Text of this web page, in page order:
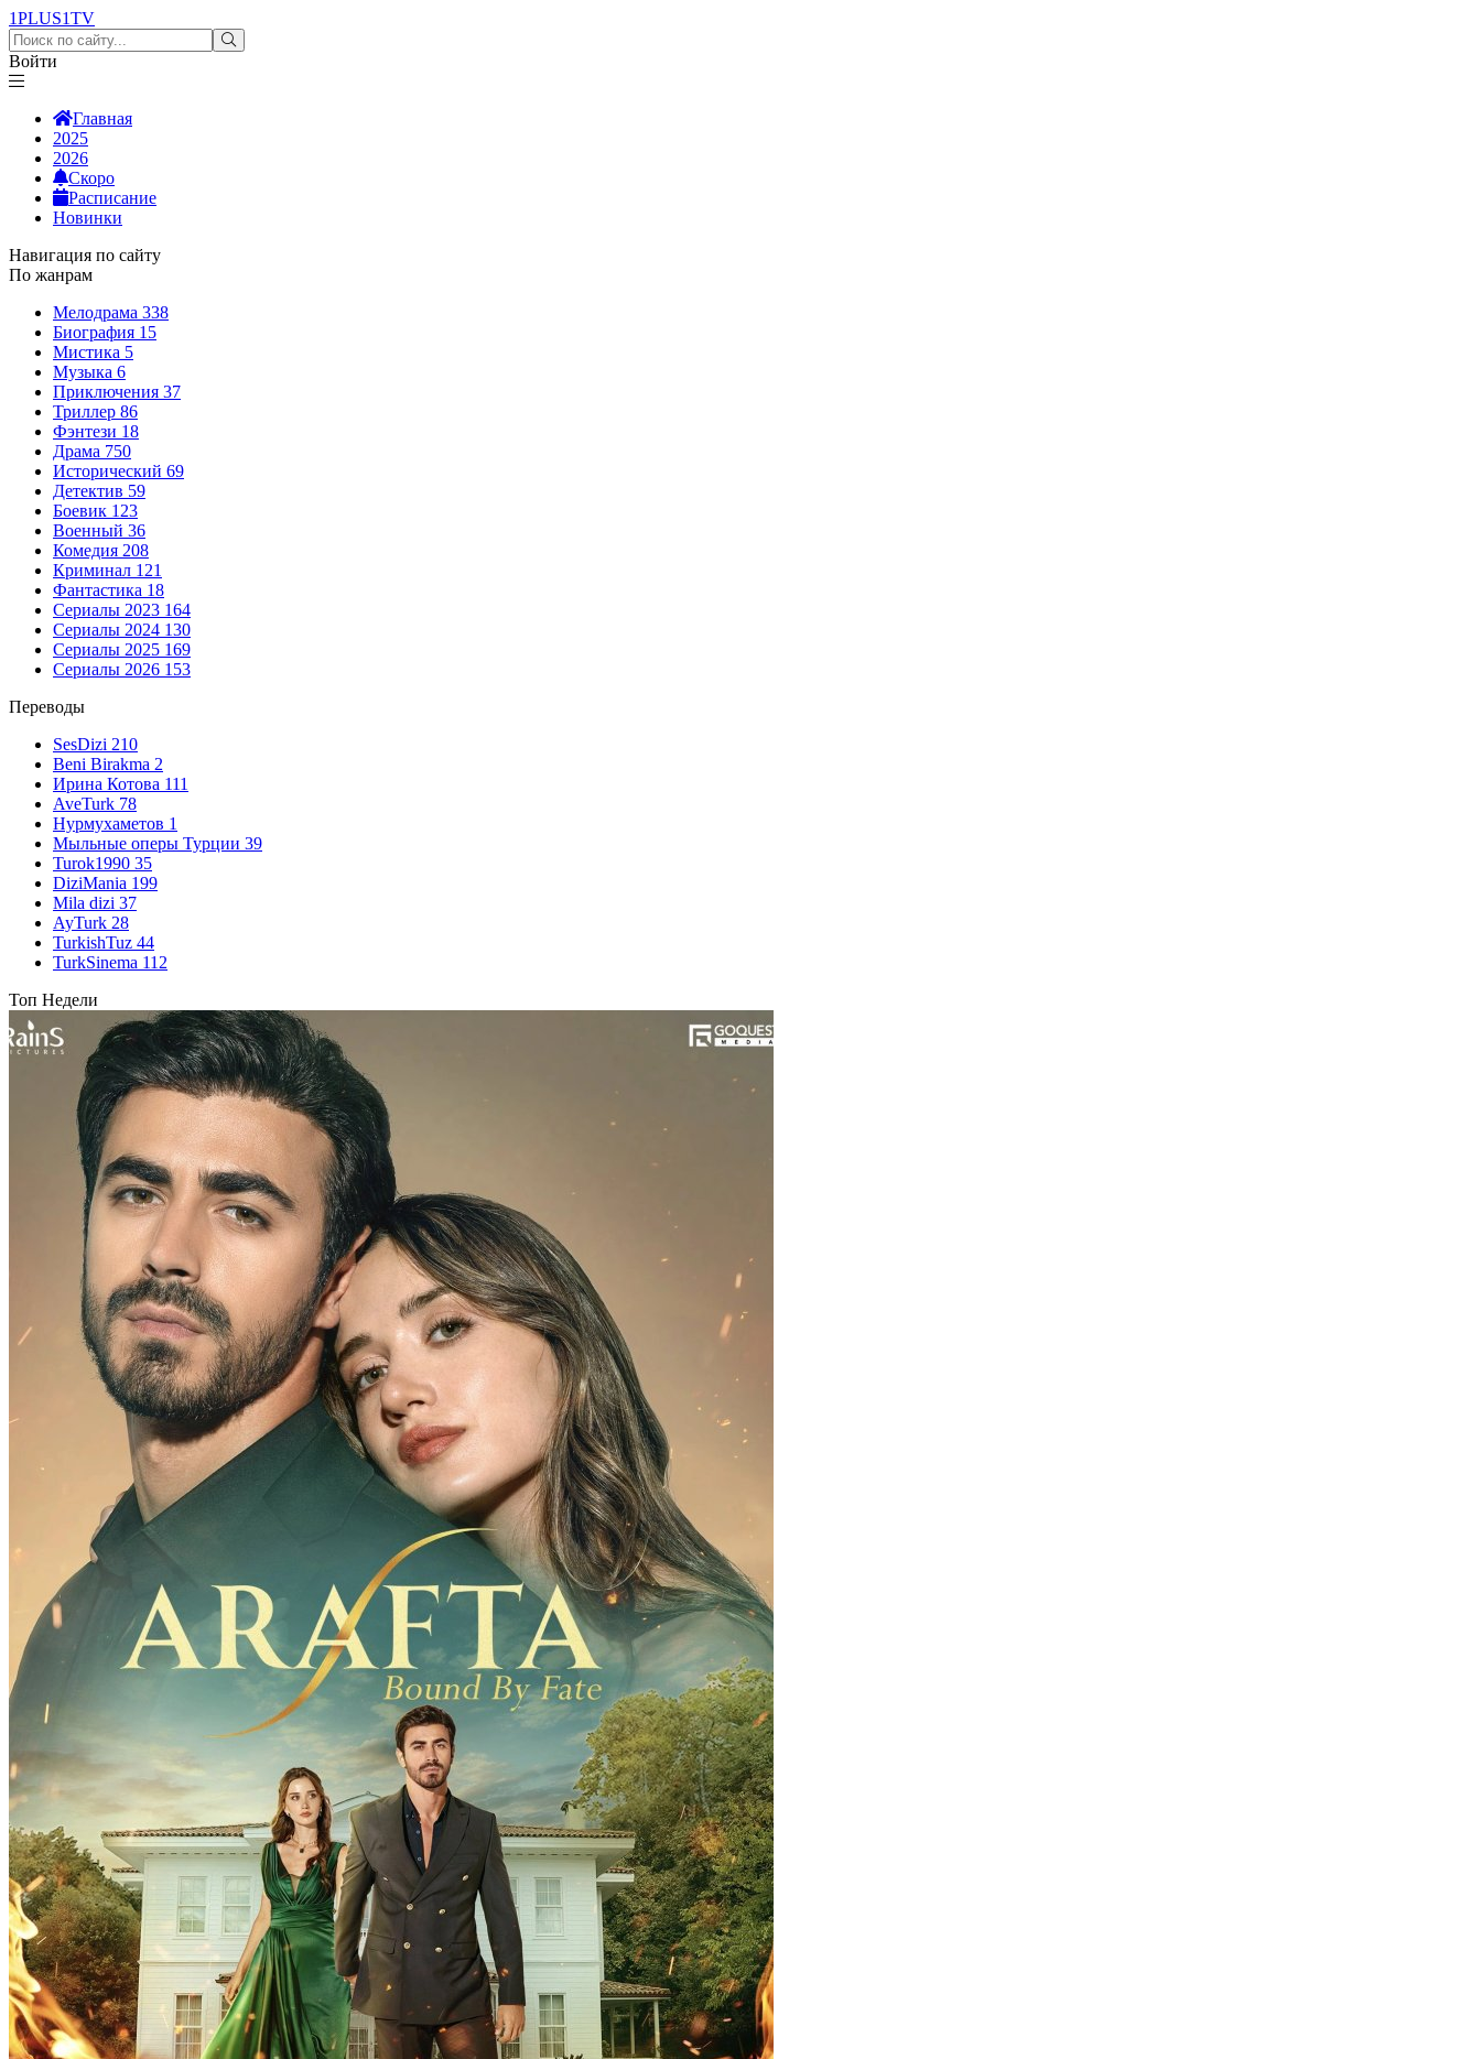
1PLUS1TV
Войти
Главная
2025
2026
Скоро
Расписание
Новинки
Навигация по сайту
По жанрам
Мелодрама 338
Биография 15
Мистика 5
Музыка 6
Приключения 37
Триллер 86
Фэнтези 18
Драма 750
Исторический 69
Детектив 59
Боевик 123
Военный 36
Комедия 208
Криминал 121
Фантастика 18
Сериалы 2023 164
Сериалы 2024 130
Сериалы 2025 169
Сериалы 2026 153
Переводы
SesDizi 210
Beni Birakma 2
Ирина Котова 111
AveTurk 78
Нурмухаметов 1
Мыльные оперы Турции 39
Turok1990 35
DiziMania 199
Mila dizi 37
AyTurk 28
TurkishTuz 44
TurkSinema 112
Топ Недели